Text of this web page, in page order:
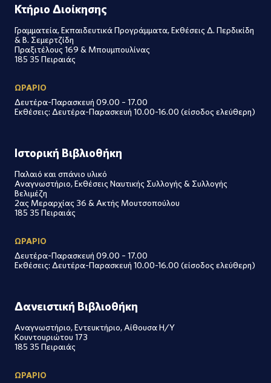
Κτήριο Διοίκησης
Γραμματεία, Εκπαιδευτικά Προγράμματα, Εκθέσεις Δ. Περδικίδη
& Β. Σεμερτζίδη
Πραξιτέλους 169 & Μπουμπουλίνας
185 35 Πειραιάς
ΩΡΑΡΙΟ
Δευτέρα-Παρασκευή 09.00 – 17.00
Εκθέσεις: Δευτέρα-Παρασκευή 10.00-16.00 (είσοδος ελεύθερη)
Ιστορική Βιβλιοθήκη
Παλαιό και σπάνιο υλικό
Αναγνωστήριο, Εκθέσεις Ναυτικής Συλλογής & Συλλογής
Βελιμέζη
2ας Μεραρχίας 36 & Ακτής Μουτσοπούλου
185 35 Πειραιάς
ΩΡΑΡΙΟ
Δευτέρα-Παρασκευή 09.00 – 17.00
Εκθέσεις: Δευτέρα-Παρασκευή 10.00-16.00 (είσοδος ελεύθερη)
Δανειστική Βιβλιοθήκη
Αναγνωστήριο, Εντευκτήριο, Αίθουσα Η/Υ
Κουντουριώτου 173
185 35 Πειραιάς
ΩΡΑΡΙΟ